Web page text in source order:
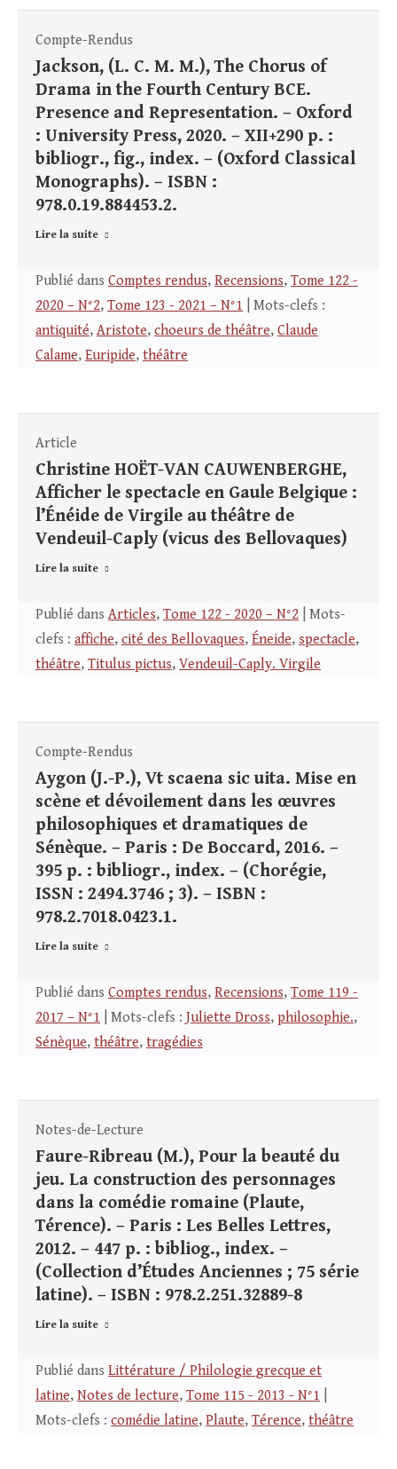
Compte-Rendus
Jackson, (L. C. M. M.), The Chorus of
Drama in the Fourth Century BCE.
Presence and Representation. – Oxford
: University Press, 2020. – XII+290 p. :
bibliogr., fig., index. – (Oxford Classical
Monographs). – ISBN :
978.0.19.884453.2.
Lire la suite
Publié dans Comptes rendus, Recensions, Tome 122 -
2020 – N°2, Tome 123 - 2021 – N°1 | Mots-clefs :
antiquité, Aristote, choeurs de théâtre, Claude
Calame, Euripide, théâtre
Article
Christine HOËT-VAN CAUWENBERGHE,
Afficher le spectacle en Gaule Belgique :
l’Énéide de Virgile au théâtre de
Vendeuil-Caply (vicus des Bellovaques)
Lire la suite
Publié dans Articles, Tome 122 - 2020 – N°2 | Mots-
clefs : affiche, cité des Bellovaques, Éneide, spectacle,
théâtre, Titulus pictus, Vendeuil-Caply. Virgile
Compte-Rendus
Aygon (J.-P.), Vt scaena sic uita. Mise en
scène et dévoilement dans les œuvres
philosophiques et dramatiques de
Sénèque. – Paris : De Boccard, 2016. –
395 p. : bibliogr., index. – (Chorégie,
ISSN : 2494.3746 ; 3). – ISBN :
978.2.7018.0423.1.
Lire la suite
Publié dans Comptes rendus, Recensions, Tome 119 -
2017 – N°1 | Mots-clefs : Juliette Dross, philosophie.,
Sénèque, théâtre, tragédies
Notes-de-Lecture
Faure-Ribreau (M.), Pour la beauté du
jeu. La construction des personnages
dans la comédie romaine (Plaute,
Térence). – Paris : Les Belles Lettres,
2012. – 447 p. : bibliog., index. –
(Collection d’Études Anciennes ; 75 série
latine). – ISBN : 978.2.251.32889-8
Lire la suite
Publié dans Littérature / Philologie grecque et
latine, Notes de lecture, Tome 115 - 2013 - N°1
Mots-clefs : comédie latine, Plaute, Térence, théâtre